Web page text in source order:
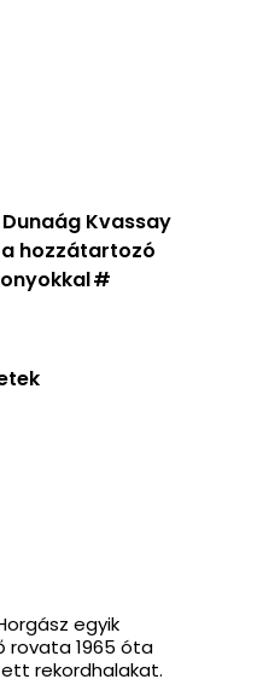
Kvassay
hozzátartozó
egyik
rovata 1965 óta
rekordhalakat.